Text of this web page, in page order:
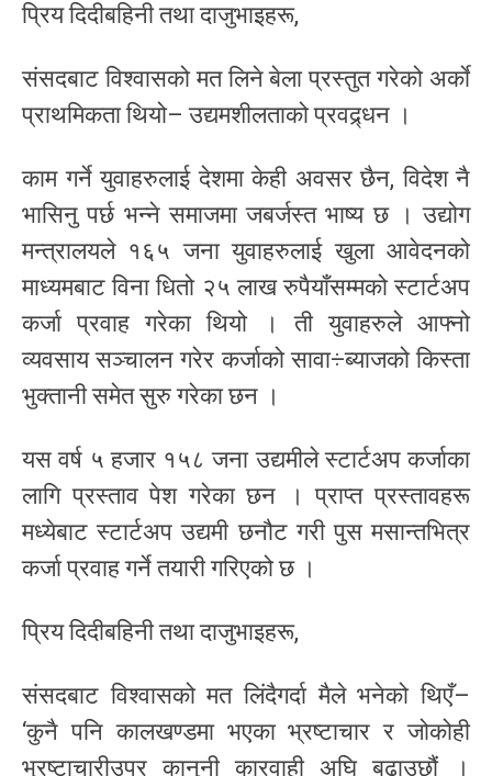
प्रिय दिदीबहिनी तथा दाजुभाइहरू,
संसदबाट विश्वासको मत लिने बेला प्रस्तुत गरेको अर्काे
प्राथमिकता थियो– उद्यमशीलताको प्रवद्र्धन ।
काम गर्ने युवाहरुलाई देशमा केही अवसर छैन, विदेश नै
भासिनु पर्छ भन्ने समाजमा जबर्जस्त भाष्य छ । उद्योग
मन्त्रालयले १६५ जना युवाहरुलाई खुला आवेदनको
माध्यमबाट विना धितो २५ लाख रुपैयाँसम्मको स्टार्टअप
कर्जा प्रवाह गरेका थियो । ती युवाहरुले आफ्नो
व्यवसाय सञ्चालन गरेर कर्जाको सावा÷ब्याजको किस्ता
भुक्तानी समेत सुरु गरेका छन ।
यस वर्ष ५ हजार १५८ जना उद्यमीले स्टार्टअप कर्जाका
लागि प्रस्ताव पेश गरेका छन । प्राप्त प्रस्तावहरू
मध्येबाट स्टार्टअप उद्यमी छनौट गरी पुस मसान्तभित्र
कर्जा प्रवाह गर्ने तयारी गरिएको छ ।
प्रिय दिदीबहिनी तथा दाजुभाइहरू,
संसदबाट विश्वासको मत लिंदैगर्दा मैले भनेको थिएँ–
‘कुनै पनि कालखण्डमा भएका भ्रष्टाचार र जोकोही
भ्रष्टाचारीउपर कानुनी कारवाही अघि बढाउछौं ।